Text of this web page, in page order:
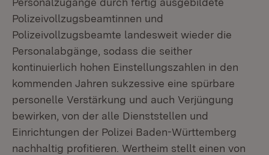
Polizeivollzugsbeamtinnen und
Polizeivollzugsbeamte landesweit wieder die
Personalabgänge, sodass die seither
kontinuierlich hohen Einstellungszahlen in den
kommenden Jahren sukzessive eine spürbare
personelle Verstärkung und auch Verjüngung
bewirken, von der alle Dienststellen und
Einrichtungen der Polizei Baden-Württemberg
nachhaltig profitieren. Wertheim stellt einen von